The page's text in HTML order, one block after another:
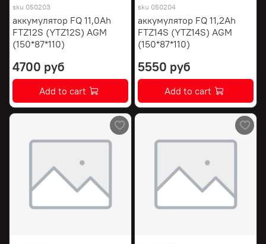
sku 050203
аккумулятор FQ 11,0Ah
FTZ12S (YTZ12S) AGM
(150*87*110)
4700 руб
Add to cart
sku 050204
аккумулятор FQ 11,2Ah
FTZ14S (YTZ14S) AGM
(150*87*110)
5550 руб
Add to cart